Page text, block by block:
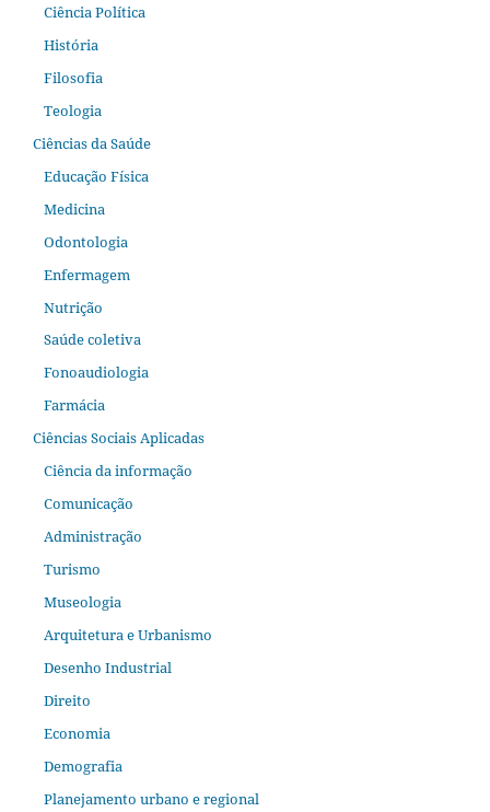
Ciência Política
História
Filosofia
Teologia
Ciências da Saúde
Educação Física
Medicina
Odontologia
Enfermagem
Nutrição
Saúde coletiva
Fonoaudiologia
Farmácia
Ciências Sociais Aplicadas
Ciência da informação
Comunicação
Administração
Turismo
Museologia
Arquitetura e Urbanismo
Desenho Industrial
Direito
Economia
Demografia
Planejamento urbano e regional